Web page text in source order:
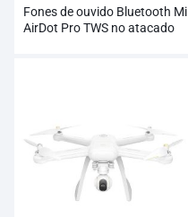
Fones de ouvido Bluetooth Mi
AirDot Pro TWS no atacado